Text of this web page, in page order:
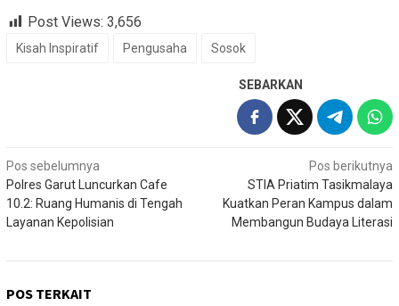
Post Views: 3,656
Kisah Inspiratif Pengusaha Sosok
SEBARKAN
Navigasi
pos
Pos sebelumnya
Polres Garut Luncurkan Cafe
10.2: Ruang Humanis di Tengah
Layanan Kepolisian
Pos berikutnya
STIA Priatim Tasikmalaya
Kuatkan Peran Kampus dalam
Membangun Budaya Literasi
POS TERKAIT